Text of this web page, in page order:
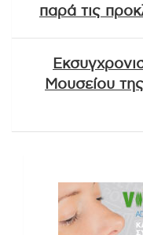
παρά τις
Μουσείου